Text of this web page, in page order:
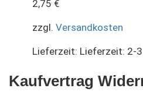
2,75 €
zzgl. Versandkosten
Lieferzeit: Lieferzeit: 2-
Kaufvertrag